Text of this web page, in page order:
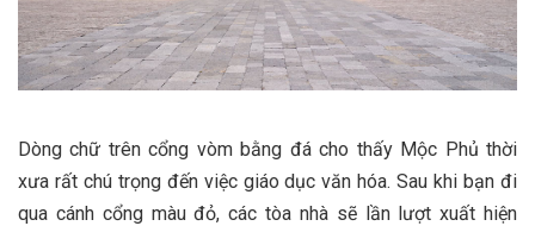
Dòng chữ trên cổng vòm bằng đá cho thấy Mộc Phủ thời
xưa rất chú trọng đến việc giáo dục văn hóa. Sau khi bạn đi
qua cánh cổng màu đỏ, các tòa nhà sẽ lần lượt xuất hiện